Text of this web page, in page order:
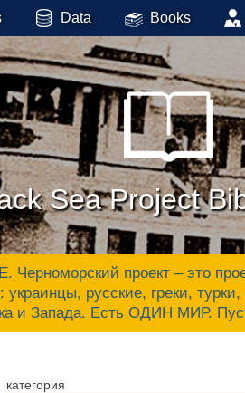
Data Books
Sea Project
проект – это
украинцы, русские, греки,
и Запада. Есть ОДИН МИР.
категория